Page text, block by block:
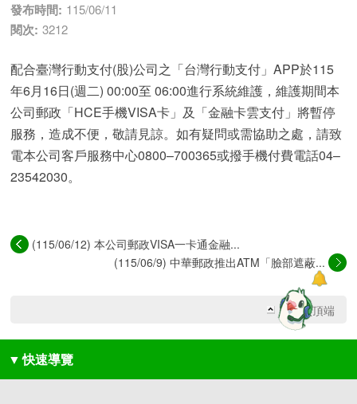
發布時間: 115/06/11
閱次: 3212
配合臺灣行動支付(股)公司之「台灣行動支付」APP於115
年6月16日(週二) 00:00至 06:00進行系統維護，維護期間本
公司郵政「HCE手機VISA卡」及「金融卡雲支付」將暫停
服務，造成不便，敬請見諒。如有疑問或需協助之處，請致
電本公司客戶服務中心0800–700365或撥手機付費電話04–
23542030。
(115/06/12) 本公司郵政VISA一卡通金融...
(115/06/9) 中華郵政推出ATM「臉部遮蔽...
回網頁頂端
▼ 快速導覽